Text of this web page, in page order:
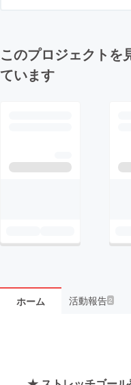
このプロジェクトを
ています
ホーム 活動報告2